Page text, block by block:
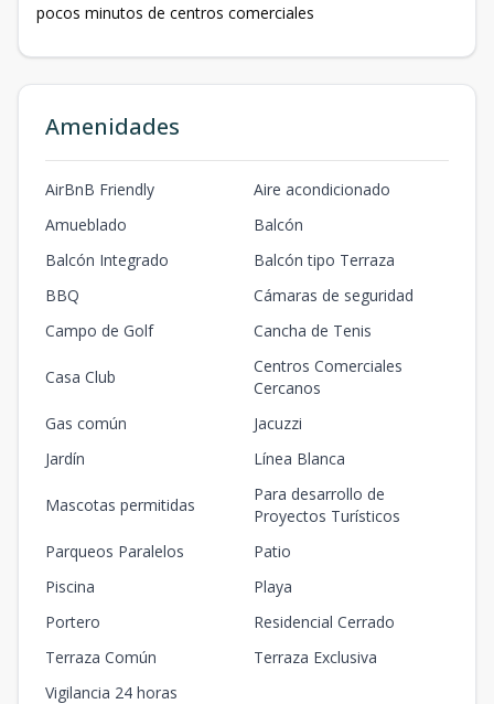
pocos minutos de centros comerciales
Amenidades
AirBnB Friendly
Aire acondicionado
Amueblado
Balcón
Balcón Integrado
Balcón tipo Terraza
BBQ
Cámaras de seguridad
Campo de Golf
Cancha de Tenis
Casa Club
Centros Comerciales
Cercanos
Gas común
Jacuzzi
Jardín
Línea Blanca
Mascotas permitidas
Para desarrollo de
Proyectos Turísticos
Parqueos Paralelos
Patio
Piscina
Playa
Portero
Residencial Cerrado
Terraza Común
Terraza Exclusiva
Vigilancia 24 horas